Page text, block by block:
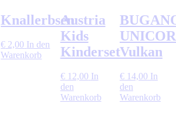
Knallerbsen
€ 2,00 In den
Warenkorb
Austria
Kids
Kinderset
€12,00 In
den
Warenkorb
Vulkan
€14,00 In
den
Warenkorb